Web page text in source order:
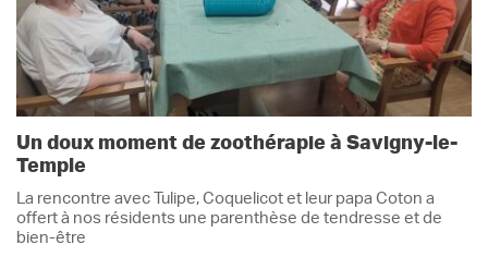
Un doux moment de zoothérapie à Savigny-le-
Temple
La rencontre avec Tulipe, Coquelicot et leur papa Coton a
offert à nos résidents une parenthèse de tendresse et de
bien-être